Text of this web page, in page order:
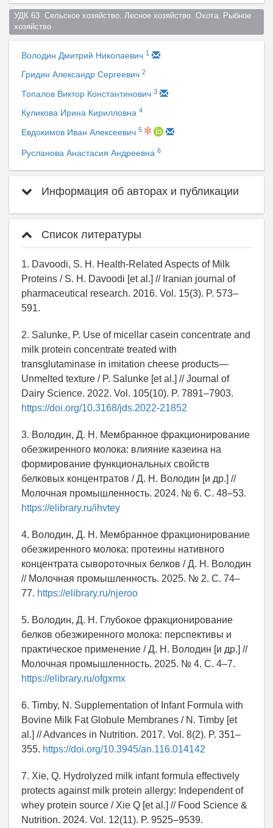
УДК 63  Сельское хозяйство. Лесное хозяйство. Охота. Рыбное
хозяйство
Володин Дмитрий Николаевич 1
Гридин Александр Сергеевич 2
Топалов Виктор Константинович 3
Куликова Ирина Кирилловна 4
Евдокимов Иван Алексеевич 5
Русланова Анастасия Андреевна 6
Информация об авторах и публикации
Список литературы
1. Davoodi, S. H. Health-Related Aspects of Milk
Proteins / S. H. Davoodi [et al.] // Iranian journal of
pharmaceutical research. 2016. Vol. 15(3). P. 573–
591.
2. Salunke, P. Use of micellar casein concentrate and
milk protein concentrate treated with
transglutaminase in imitation cheese products—
Unmelted texture / P. Salunke [et al.] // Journal of
Dairy Science. 2022. Vol. 105(10). P. 7891–7903.
https://doi.org/10.3168/jds.2022-21852
3. Володин, Д. Н. Мембранное фракционирование
обезжиренного молока: влияние казеина на
формирование функциональных свойств
белковых концентратов / Д. Н. Володин [и др.] //
Молочная промышленность. 2024. № 6. С. 48–53.
https://elibrary.ru/ihvtey
4. Володин, Д. Н. Мембранное фракционирование
обезжиренного молока: протеины нативного
концентрата сывороточных белков / Д. Н. Володин
// Молочная промышленность. 2025. № 2. С. 74–
77. https://elibrary.ru/njeroo
5. Володин, Д. Н. Глубокое фракционирование
белков обезжиренного молока: перспективы и
практическое применение / Д. Н. Володин [и др.] //
Молочная промышленность. 2025. № 4. С. 4–7.
https://elibrary.ru/ofgxmx
6. Timby, N. Supplementation of Infant Formula with
Bovine Milk Fat Globule Membranes / N. Timby [et
al.] // Advances in Nutrition. 2017. Vol. 8(2). P. 351–
355. https://doi.org/10.3945/an.116.014142
7. Xie, Q. Hydrolyzed milk infant formula effectively
protects against milk protein allergy: Independent of
whey protein source / Xie Q [et al.] // Food Science &
Nutrition. 2024. Vol. 12(11). P. 9525–9539.